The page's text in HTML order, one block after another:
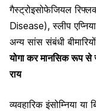
गैस्ट्रोइसोफेजियल
Disease), स्लीप
अन्य सांस संबंधी
योगा कर मानसिक रूप से
राय
व्यवहारिक इंसोम्निया